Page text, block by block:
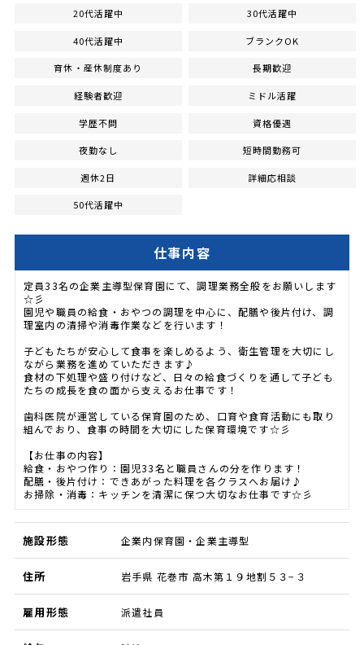
20代活躍中 30代活躍中
40代活躍中 ブランクOK
育休・産休制度あり 長期歓迎
経験者歓迎 ミドル活躍
学歴不問 資格優遇
夜勤なし 短時間勤務可
週休2日 詳細応相談
50代活躍中
仕事内容
定員33名の企業主導型保育園にて、調理業務全般をお願いします
☆彡
園児や職員の給食・おやつの調理を中心に、配膳や後片付け、調
理室内の清掃や消毒作業などを行います！
子どもたちが安心して食事を楽しめるよう、衛生管理を大切にし
ながら業務を進めていただきます♪
食材の下処理や盛り付けなど、日々の給食づくりを通して子ども
たちの成長を食の面から支えるお仕事です！
歯科医院が運営している保育園のため、口育や食育活動にも取り
組んでおり、食事の時間を大切にした保育環境です☆彡
【お仕事の内容】
給食・おやつ作り：園児33名と職員さんの分を作ります！
配膳・後片付け：できあがった料理を各クラスへお届け♪
お掃除・消毒：キッチンを清潔に保つ大切なお仕事です☆彡
施設形態 企業内保育園・企業主導型
住所 岩手県 花巻市 高木第１９地割５３−３
雇用形態 派遣社員